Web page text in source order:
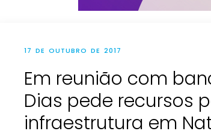
17 DE OUTUBRO DE 2017
Em reunião com
Dias pede recursos
infraestrutura em